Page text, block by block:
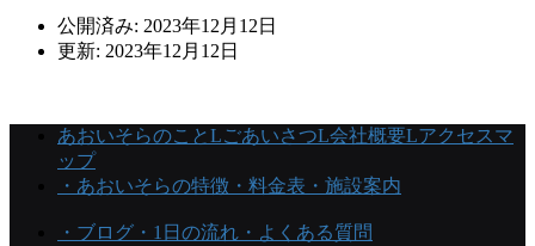
公開済み: 2023年12月12日
更新: 2023年12月12日
あおいそらのことLごあいさつL会社概要Lアクセスマ
ップ
・あおいそらの特徴 ・料金表 ・施設案内
・ブログ ・1日の流れ ・よくある質問